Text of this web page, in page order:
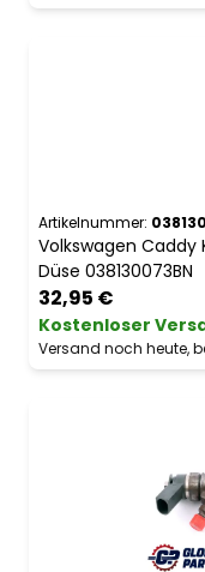
Artikelnummer:
Volkswagen Caddy
Düse 038130073BN
32,95 €
Kostenloser
Versand noch heute,